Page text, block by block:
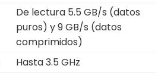
De lectura 5.5 GB/s (datos
puros) y 9 GB/s (datos
comprimidos)
Hasta 3.5 GHz